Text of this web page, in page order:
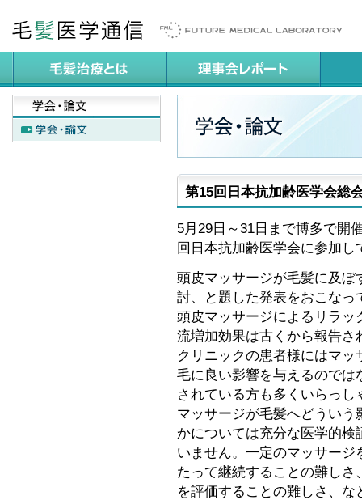
第15回日本抗加齢医学会総
5月29日～31日まで博多で開
回日本抗加齢医学会に参加し
頭皮マッサージが毛髪に及ぼ
討、と題した発表をおこなっ
頭皮マッサージによるリラッ
流増加効果は古くから報告さ
クリニックの患者様にはマッ
毛に良い影響を与えるのでは
されている方も多くいらっし
マッサージが毛髪へどういう
かについては充分な医学的検
いません。一定のマッサージ
たって継続することの難しさ
を評価することの難しさ、